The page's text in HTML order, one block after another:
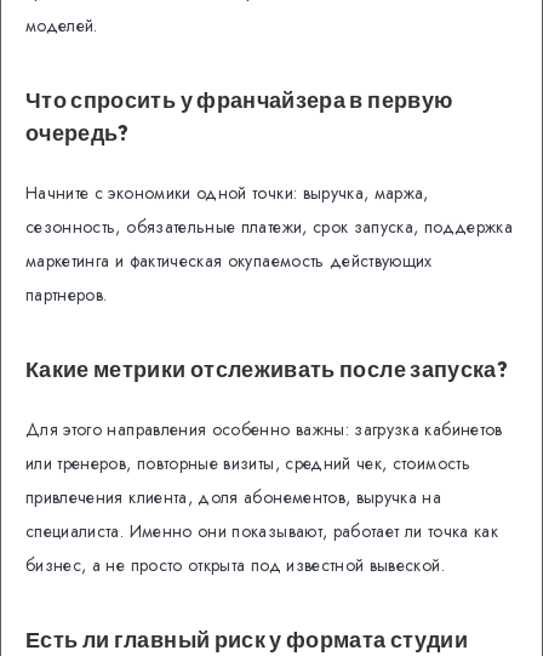
моделей.
Что спросить у франчайзера в первую
очередь?
Начните с экономики одной точки: выручка, маржа,
сезонность, обязательные платежи, срок запуска, поддержка
маркетинга и фактическая окупаемость действующих
партнеров.
Какие метрики отслеживать после запуска?
Для этого направления особенно важны: загрузка кабинетов
или тренеров, повторные визиты, средний чек, стоимость
привлечения клиента, доля абонементов, выручка на
специалиста. Именно они показывают, работает ли точка как
бизнес, а не просто открыта под известной вывеской.
Есть ли главный риск у формата студии